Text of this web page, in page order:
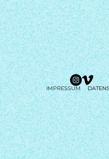
IMPRESSUM